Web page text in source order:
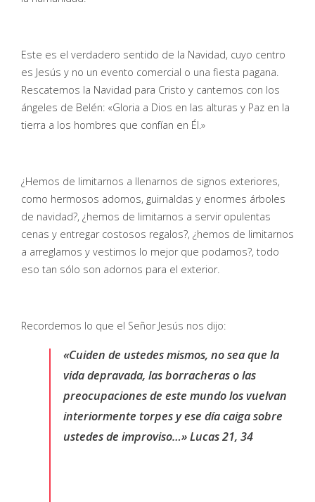
Este es el verdadero sentido de la Navidad, cuyo centro
es Jesús y no un evento comercial o una fiesta pagana.
Rescatemos la Navidad para Cristo y cantemos con los
ángeles de Belén: «Gloria a Dios en las alturas y Paz en la
tierra a los hombres que confían en Él.»
¿Hemos de limitarnos a llenarnos de signos exteriores,
como hermosos adornos, guirnaldas y enormes árboles
de navidad?, ¿hemos de limitarnos a servir opulentas
cenas y entregar costosos regalos?, ¿hemos de limitarnos
a arreglarnos y vestirnos lo mejor que podamos?, todo
eso tan sólo son adornos para el exterior.
Recordemos lo que el Señor Jesús nos dijo:
«Cuiden de ustedes mismos, no sea que la
vida depravada, las borracheras o las
preocupaciones de este mundo los vuelvan
interiormente torpes y ese día caiga sobre
ustedes de improviso…» Lucas 21, 34